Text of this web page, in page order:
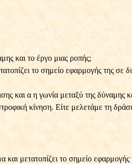
και το έργο μιας ροπής;
το σημείο εφαρμογής της
και α η γωνία μεταξύ της δύναμης
στροφική κίνηση. Είτε μελετάμε
μετατοπίζει το σημείο